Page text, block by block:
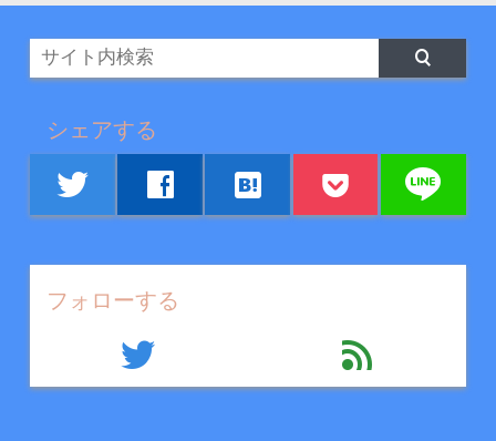
シェアする
twitter facebook hatenabookmark line
フォローする
twitter feed